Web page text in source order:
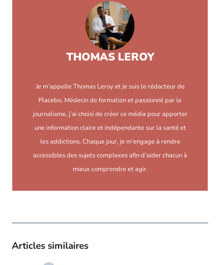
THOMAS LEROY
Je m’appelle Thomas Leroy et je suis le rédacteur de
Placebo. Médecin de formation et passionné par le
journalisme, j’ai choisi de créer ce média pour apporter
une information claire et indépendante sur la santé et
les addictions. Chaque jour, je m’engage à rendre
accessibles des sujets complexes afin d’aider chacun à
mieux comprendre et agir.
Articles similaires